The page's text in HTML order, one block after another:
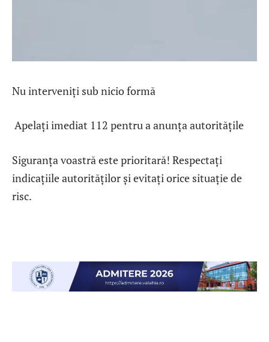
Nu interveniți sub nicio formă
Apelați imediat 112 pentru a anunța autoritățile
Siguranța voastră este prioritară! Respectați
indicațiile autorităților și evitați orice situație de
risc.